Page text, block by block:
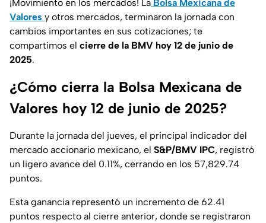
¡Movimiento en los mercados! La Bolsa Mexicana de
Valores y otros mercados, terminaron la jornada con
cambios importantes en sus cotizaciones; te
compartimos el cierre de la BMV hoy 12 de junio de
2025.
¿Cómo cierra la Bolsa Mexicana de
Valores hoy 12 de junio de 2025?
Durante la jornada del jueves, el principal indicador del
mercado accionario mexicano, el S&P/BMV IPC, registró
un ligero avance del 0.11%, cerrando en los 57,829.74
puntos.
Esta ganancia representó un incremento de 62.41
puntos respecto al cierre anterior, donde se registraron